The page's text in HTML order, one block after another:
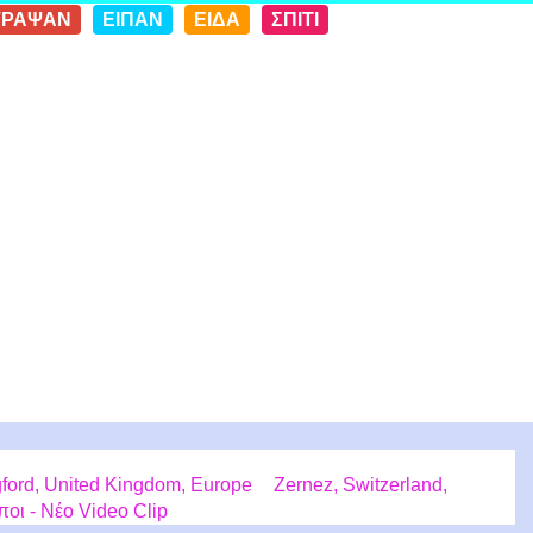
ΕΙΠΑΝ ΕΙΔΑ ΣΠΙΤΙ
United Kingdom, Europe
Zernez, Switzerland,
- Νέο Video Clip